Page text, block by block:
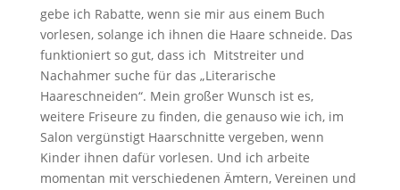
gebe ich Rabatte, wenn sie mir aus einem Buch
vorlesen, solange ich ihnen die Haare schneide. Das
funktioniert so gut, dass ich Mitstreiter und
Nachahmer suche für das „Literarische
Haareschneiden“. Mein großer Wunsch ist es,
weitere Friseure zu finden, die genauso wie ich, im
Salon vergünstigt Haarschnitte vergeben, wenn
Kinder ihnen dafür vorlesen. Und ich arbeite
momentan mit verschiedenen Ämtern, Vereinen und